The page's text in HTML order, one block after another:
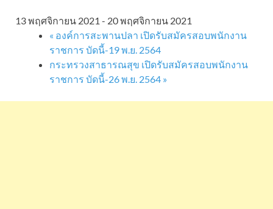
13 พฤศจิกายน 2021 - 20 พฤศจิกายน 2021
« องค์การสะพานปลา เปิดรับสมัครสอบพนักงาน
ราชการ บัดนี้-19 พ.ย. 2564
กระทรวงสาธารณสุข เปิดรับสมัครสอบพนักงาน
ราชการ บัดนี้-26 พ.ย. 2564 »